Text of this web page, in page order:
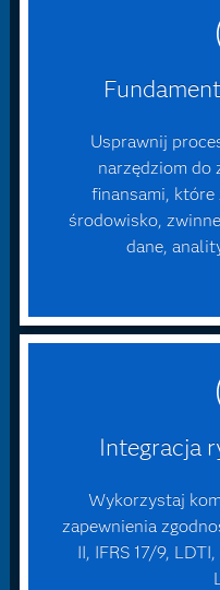
Usprawnij
narzędziom do
finansami,
środowisko,
dane,
Integracja
Wykorzystaj
zapewnienia
II, IFRS 17/9,